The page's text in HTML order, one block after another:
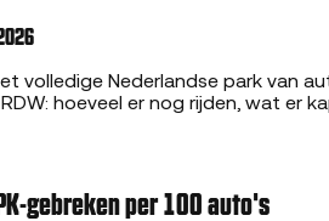
volledige Nederlandse park van
hoeveel er nog rijden, wat er
gebreken per 100 auto's